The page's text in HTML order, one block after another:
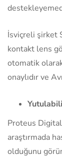
İsviçreli şirket
kontakt lens
otomatik
onaylıdır ve
Proteus
araştırmada
olduğunu